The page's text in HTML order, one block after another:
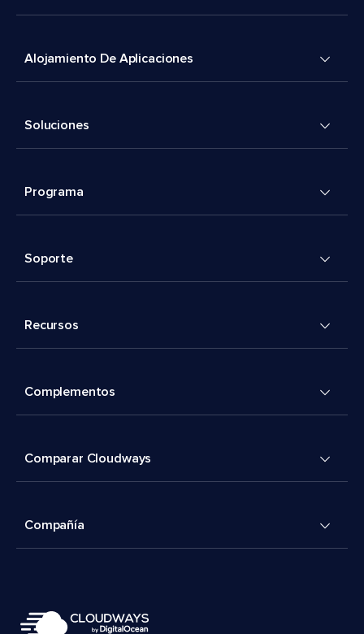
Alojamiento De Aplicaciones
Soluciones
Programa
Soporte
Recursos
Complementos
Comparar Cloudways
Compañía